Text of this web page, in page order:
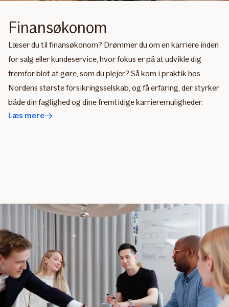
Finansøkonom
Læser du til finansøkonom? Drømmer du om en karriere inden
for salg eller kundeservice, hvor fokus er på at udvikle dig
fremfor blot at gøre, som du plejer? Så kom i praktik hos
Nordens største forsikringsselskab, og få erfaring, der styrker
både din faglighed og dine fremtidige karrieremuligheder.
Læs mere